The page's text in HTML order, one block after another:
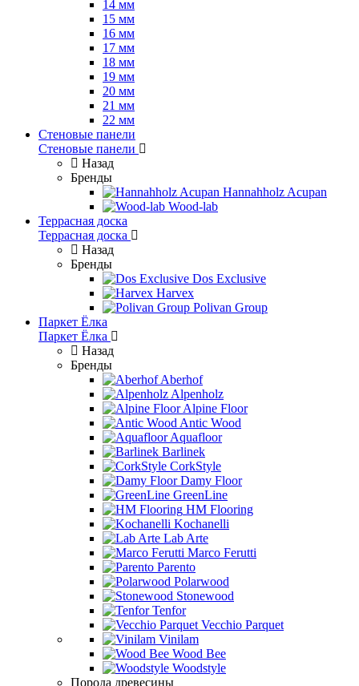
14 мм
15 мм
16 мм
17 мм
18 мм
19 мм
20 мм
21 мм
22 мм
Стеновые панели
Стеновые панели
Назад
Бренды
Hannahholz Acupan
Wood-lab
Террасная доска
Террасная доска
Назад
Бренды
Dos Exclusive
Harvex
Polivan Group
Паркет Ёлка
Паркет Ёлка
Назад
Бренды
Aberhof
Alpenholz
Alpine Floor
Antic Wood
Aquafloor
Barlinek
CorkStyle
Damy Floor
GreenLine
HM Flooring
Kochanelli
Lab Arte
Marco Ferutti
Parento
Polarwood
Stonewood
Tenfor
Vecchio Parquet
Vinilam
Wood Bee
Woodstyle
Порода древесины